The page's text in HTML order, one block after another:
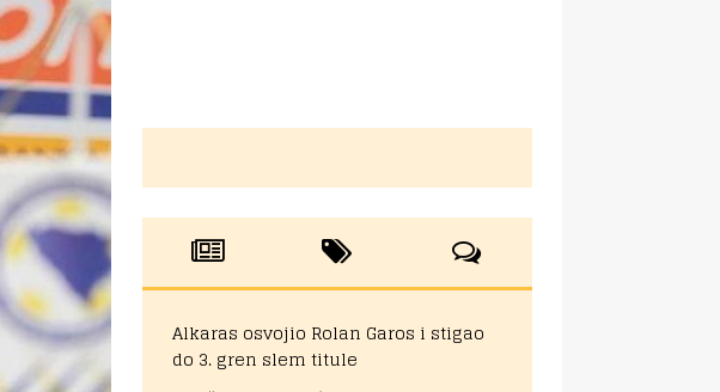
Alkaras osvojio Rolan Garos i stigao
do 3. gren slem titule